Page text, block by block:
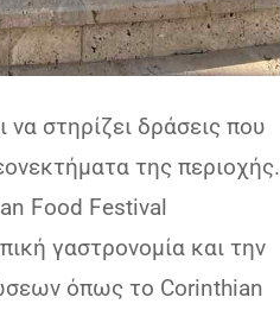
στηρίζει δράσεις που
της περιοχής.
Food Festival
γαστρονομία και την
όπως το Corinthian